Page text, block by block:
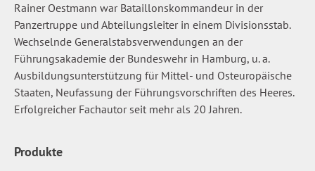
Rainer Oestmann war Bataillonskommandeur in der
Panzertruppe und Abteilungsleiter in einem Divisionsstab.
Wechselnde Generalstabsverwendungen an der
Führungsakademie der Bundeswehr in Hamburg, u. a.
Ausbildungsunterstützung für Mittel- und Osteuropäische
Staaten, Neufassung der Führungsvorschriften des Heeres.
Erfolgreicher Fachautor seit mehr als 20 Jahren.
Produkte